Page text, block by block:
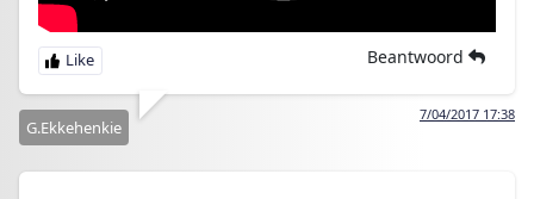
Beantwoord
7/04/2017 17:38
G.Ekkehenkie